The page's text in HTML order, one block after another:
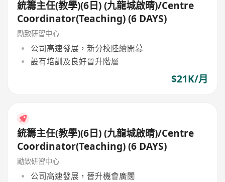
統籌主任(教學)(6日) (九龍城啟晴)/Centre
Coordinator(Teaching) (6 DAYS)
勵致研習中心
公司高速發展，新分校陸續開幕
設有培訓及良好晉升階層
$21K/月
統籌主任(教學)(6日) (九龍城啟晴)/Centre
Coordinator(Teaching) (6 DAYS)
勵致研習中心
公司高速發展，晉升機會廣闊